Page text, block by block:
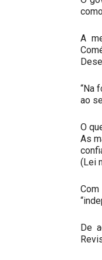
A
“Na
ao
O
As
(Lei
De